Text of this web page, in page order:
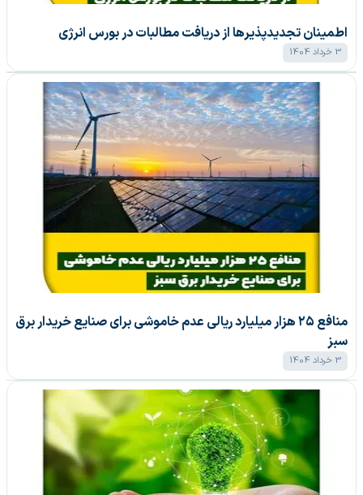
اطمینان تجدیدپذیر‌ها از دریافت مطالبات در بورس انرژی
3 خرداد 1404
منافع ۲۵ هزار میلیارد ریالی عدم خاموشی برای صنایع خریدار برق
سبز
3 خرداد 1404